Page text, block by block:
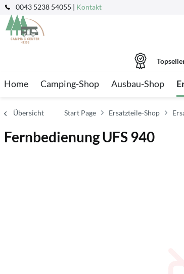
0043 5238 54055 | Kontakt
Home Camping-Shop Ausbau-Shop
Übersicht Start Page Ersatzteile-Shop
Fernbedienung UFS 940